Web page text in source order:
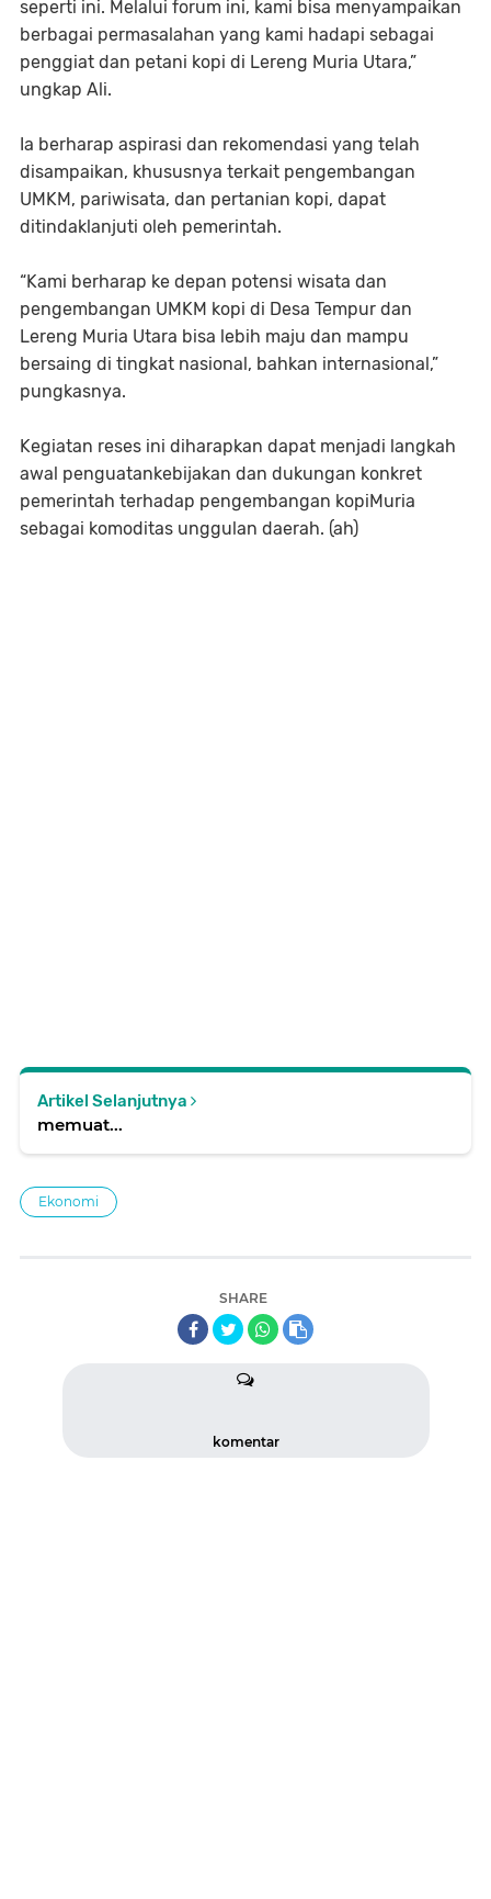
seperti ini. Melalui forum ini, kami bisa menyampaikan
berbagai permasalahan yang kami hadapi sebagai
penggiat dan petani kopi di Lereng Muria Utara,”
ungkap Ali.
Ia berharap aspirasi dan rekomendasi yang telah
disampaikan, khususnya terkait pengembangan
UMKM, pariwisata, dan pertanian kopi, dapat
ditindaklanjuti oleh pemerintah.
“Kami berharap ke depan potensi wisata dan
pengembangan UMKM kopi di Desa Tempur dan
Lereng Muria Utara bisa lebih maju dan mampu
bersaing di tingkat nasional, bahkan internasional,”
pungkasnya.
Kegiatan reses ini diharapkan dapat menjadi langkah
awal penguatankebijakan dan dukungan konkret
pemerintah terhadap pengembangan kopiMuria
sebagai komoditas unggulan daerah. (ah)
Artikel Selanjutnya
memuat...
Ekonomi
SHARE
komentar